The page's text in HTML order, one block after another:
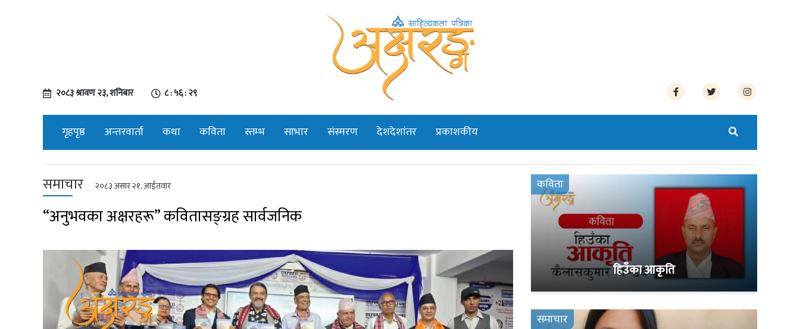
२०८३ श्रावण २३, शनिबार ८ : ५६ : ३०
गृहपृष्ठ अन्तरवार्ता कथा कविता स्तम्भ साभार संस्मरण देशदेशांतर प्रकाशकीय
समाचार २०८३ असार २१, आईतवार
“अनुभवका अक्षरहरू” कवितासङ्ग्रह सार्वजनिक
कविता
हिउँका आकृति
समाचार